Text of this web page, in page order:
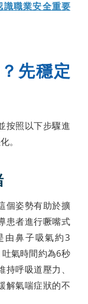
識職業安全重要
先穩定
按照以下步驟進
。
個姿勢有助於擴
患者進行噘嘴式
由鼻子吸氣約3
氣時間約為6秒
持呼吸道壓力、
解氣喘症狀的不